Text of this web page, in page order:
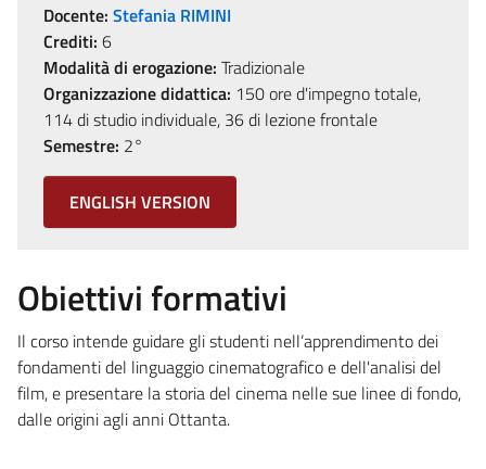
Docente: Stefania RIMINI
Crediti: 6
Modalità di erogazione: Tradizionale
Organizzazione didattica: 150 ore d'impegno totale,
114 di studio individuale, 36 di lezione frontale
Semestre: 2°
ENGLISH VERSION
Obiettivi formativi
Il corso intende guidare gli studenti nell’apprendimento dei
fondamenti del linguaggio cinematografico e dell'analisi del
film, e presentare la storia del cinema nelle sue linee di fondo,
dalle origini agli anni Ottanta.